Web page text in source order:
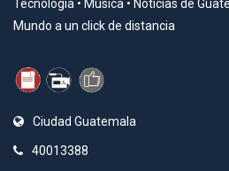
Tecnología • Música • Noticias de
Mundo a un click de distancia
Ciudad Guatemala
40013388